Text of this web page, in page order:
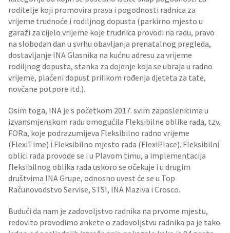
roditelje koji promovira prava i pogodnosti radnica za
vrijeme trudnoće i rodiljnog dopusta (parkirno mjesto u
garaži za cijelo vrijeme koje trudnica provodi na radu, pravo
na slobodan dan u svrhu obavljanja prenatalnog pregleda,
dostavljanje INA Glasnika na kućnu adresu za vrijeme
rodiljnog dopusta, stanka za dojenje koja se ubraja u radno
vrijeme, plaćeni dopust prilikom rođenja djeteta za tate,
novčane potpore itd.).
Osim toga, INA je s početkom 2017. svim zaposlenicima u
izvansmjenskom radu omogućila Fleksibilne oblike rada, tzv.
FORa, koje podrazumijeva Fleksibilno radno vrijeme
(FlexiTime) i Fleksibilno mjesto rada (FlexiPlace). Fleksibilni
oblici rada provode se i u Plavom timu, a implementacija
fleksibilnog oblika rada uskoro se očekuje i u drugim
društvima INA Grupe, odnosno uvest će se u Top
Računovodstvo Servise, STSI, INA Maziva i Crosco.
Budući da nam je zadovoljstvo radnika na prvome mjestu,
redovito provodimo ankete o zadovoljstvu radnika pa je tako